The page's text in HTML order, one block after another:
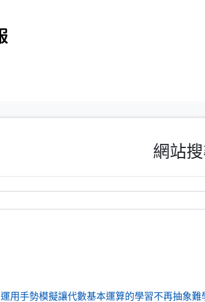
網站
運用手勢模擬讓代數基本運算的學習不再抽象難